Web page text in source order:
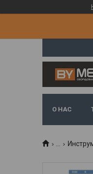
О НАС
...